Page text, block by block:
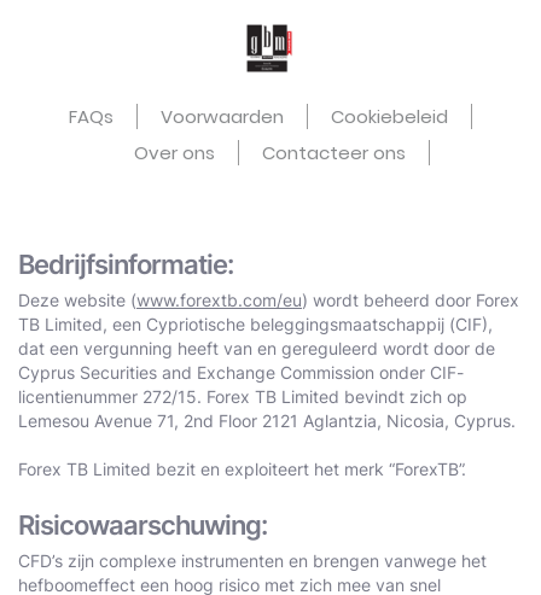
FAQs Voorwaarden
Cookiebeleid
Over ons
Contacteer ons
Bedrijfsinformatie:
Deze website (www.forextb.com/eu) wordt beheerd door Forex
TB Limited, een Cypriotische beleggingsmaatschappij (CIF),
dat een vergunning heeft van en gereguleerd wordt door de
Cyprus Securities and Exchange Commission onder CIF-
licentienummer 272/15. Forex TB Limited bevindt zich op
Lemesou Avenue 71, 2nd Floor 2121 Aglantzia, Nicosia, Cyprus.
Forex TB Limited bezit en exploiteert het merk “ForexTB”.
Risicowaarschuwing:
CFD’s zijn complexe instrumenten en brengen vanwege het
hefboomeffect een hoog risico met zich mee van snel